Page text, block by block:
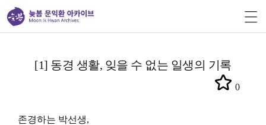
[1] 동경 생활, 잊을 수 없는 일생의 기록
0
존경하는 박선생,